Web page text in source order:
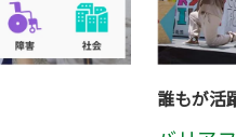
誰もが活